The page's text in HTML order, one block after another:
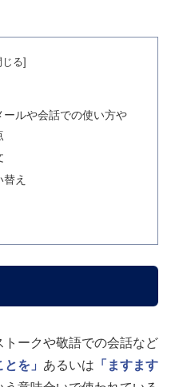
ールや会話での使い方や
え
トークや敬語での会話など
を」 あるいは 「ますます